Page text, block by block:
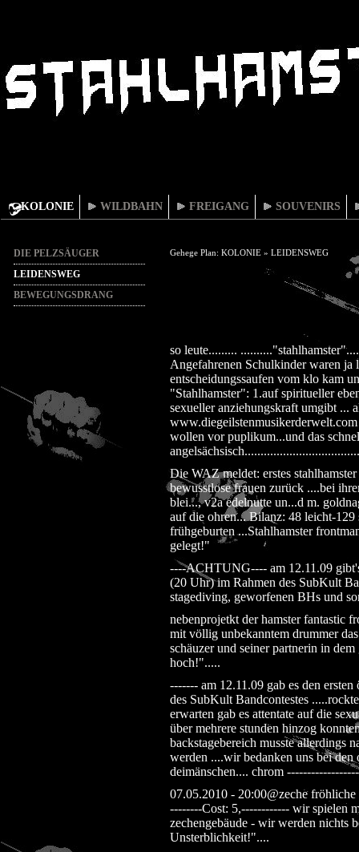
KOLONIE WILDBAHN FREIGANG SOUVENIRS
DIE PELZSÄUGER
LEIDENSWEG
BEWEGUNGSDRANG
Gehege Plan: KOLONIE » LEIDENSWEG
so leute.........
Angefahrenen Schulkinder waren ja
entscheidungssaufen vom klo kam
"Stahlhamster": 1.auf spiritueller
sexueller anziehungskraft umgibt ...
wollen vor puplikum...und das
Die WAZ meldet: erstes
bewusstlose frauen zurück ....bei
blei..., v2a edelnutte un...d m.
auf die ohren... Bilanz: 48 leicht-129
frühgeburten ...Stahlhamster
gelegt!"
----ACHTUNG---- am 12.11.09
(20 Uhr) im Rahmen des SubKult
stagediving, geworfenen BHs und
nebenprojetkt der hamster fantastic
mit völlig unbekanntem drummer
schäuzer und seiner partnerin in
hoch!".....
------- am 12.11.09 gab es den
des SubKult Bandcontestes
erwarten gab es attentate auf die
über mehrere stunden hinzog
backstagebereich musste allerdings
werden ....wir bedanken uns bei den
deimänschen.... chrom ------------------
07.05.2010 - 20:00@zeche
--------Cost: 5,------------ wir spielen
zechengebäude - wir werden nichts
Unsterblichkeit!"....